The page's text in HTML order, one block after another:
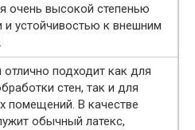
очень высокой степенью
и устойчивостью к внешним
отлично подходит как для
стен, так и для
помещений. В качестве
обычный латекс,